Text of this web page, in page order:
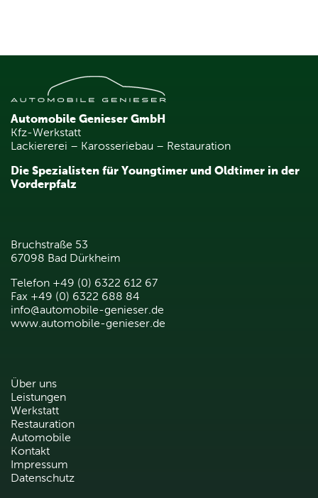
Automobile Genieser GmbH
Kfz-Werkstatt
Lackiererei – Karosseriebau – Restauration
Die Spezialisten für Youngtimer und Oldtimer in der
Vorderpfalz
Bruchstraße 53
67098 Bad Dürkheim
Telefon +49 (0) 6322 612 67
Fax +49 (0) 6322 688 84
info@automobile-genieser.de
www.automobile-genieser.de
Über uns
Leistungen
Werkstatt
Restauration
Automobile
Kontakt
Impressum
Datenschutz